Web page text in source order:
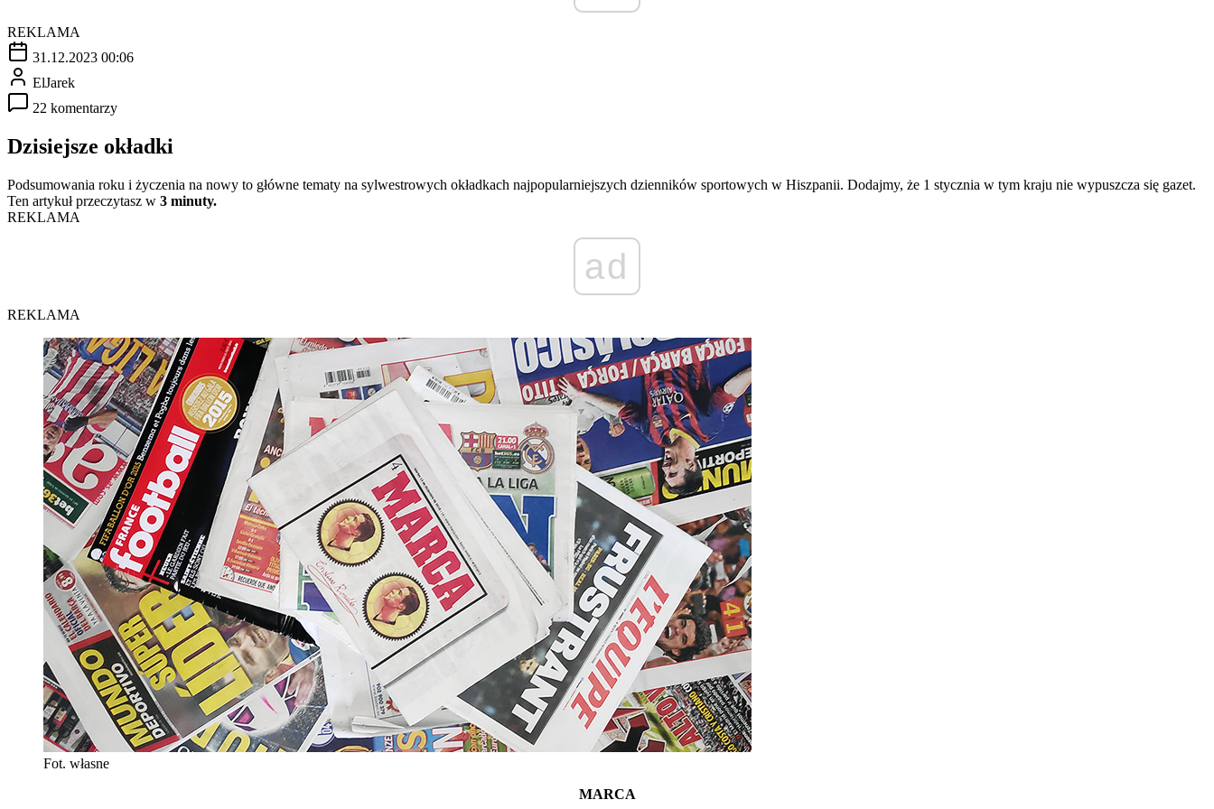
REKLAMA
31.12.2023 00:06
ElJarek
22 komentarzy
Dzisiejsze okładki
Podsumowania roku i życzenia na nowy to główne tematy na sylwestrowych okładkach najpopularniejszych dzienników sportowych w Hiszpanii. Dodajmy, że 1 stycznia w tym kraju nie wypuszcza się gazet.
Ten artykuł przeczytasz w 3 minuty.
REKLAMA
ad
REKLAMA
Fot. własne
MARCA